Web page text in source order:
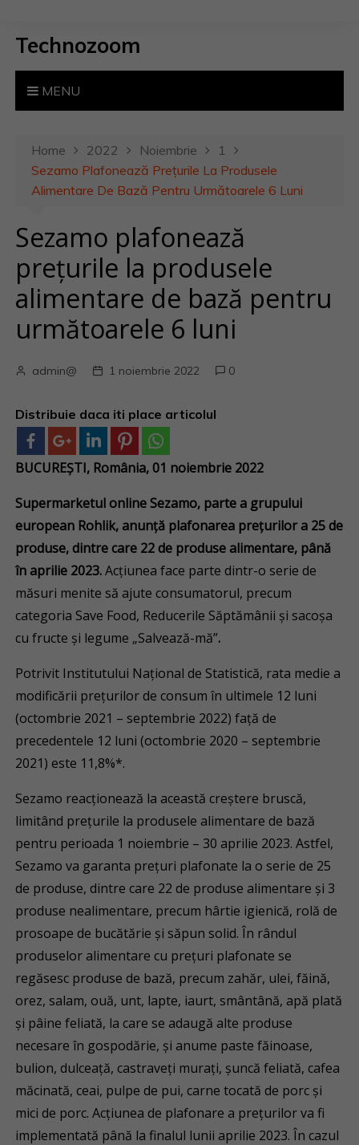
Technozoom
MENU
Home 2022 Noiembrie
1
Sezamo Plafonează Prețurile La Produsele
Alimentare De Bază Pentru Următoarele 6 Luni
Sezamo plafonează
prețurile la produsele
alimentare de bază pentru
următoarele 6 luni
admin@ 1 noiembrie 2022 0
Distribuie daca iti place articolul
BUCUREȘTI, România, 01 noiembrie 2022
Supermarketul online Sezamo, parte a grupului
european Rohlik, anunță plafonarea prețurilor a 25 de
produse, dintre care 22 de produse alimentare, până
în aprilie 2023.Acțiunea face parte dintr-o serie de
măsuri menite să ajute consumatorul, precum
categoria Save Food, Reducerile Săptămânii și sacoșa
cu fructe și legume „Salvează-mă”.
Potrivit Institutului Național de Statistică, rata medie a
modificării preţurilor de consum în ultimele 12 luni
(octombrie 2021 – septembrie 2022) faţă de
precedentele 12 luni (octombrie 2020 – septembrie
2021) este 11,8%*.
Sezamo reacționează la această creștere bruscă,
limitând prețurile la produsele alimentare de bază
pentru perioada 1 noiembrie – 30 aprilie 2023. Astfel,
Sezamo va garanta prețuri plafonate la o serie de 25
de produse, dintre care 22 de produse alimentare și 3
produse nealimentare, precum hârtie igienică, rolă de
prosoape de bucătărie și săpun solid. În rândul
produselor alimentare cu prețuri plafonate se
regăsesc produse de bază, precum zahăr, ulei, făină,
orez, salam, ouă, unt, lapte, iaurt, smântână, apă plată
și pâine feliată, la care se adaugă alte produse
necesare în gospodărie, și anume paste făinoase,
bulion, dulceață, castraveți murați, șuncă feliată, cafea
măcinată, ceai, pulpe de pui, carne tocată de porc și
mici de porc. Acțiunea de plafonare a prețurilor va fi
implementată până la finalul lunii aprilie 2023. În cazul